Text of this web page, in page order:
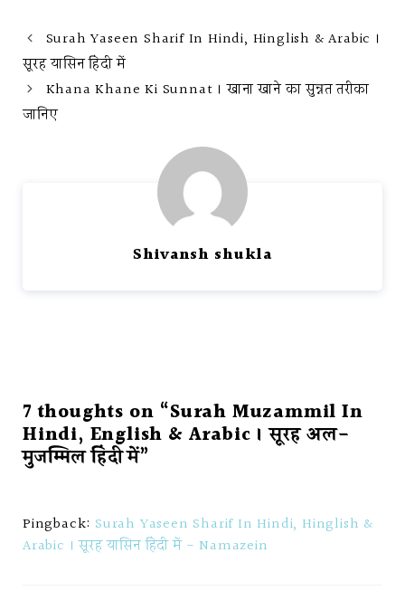
Surah Yaseen Sharif In Hindi, Hinglish & Arabic ।
सूरह यासिन हिंदी में
Khana Khane Ki Sunnat । खाना खाने का सुन्नत तरीका
जानिए
Shivansh shukla
7 thoughts on “Surah Muzammil In
Hindi, English & Arabic । सूरह अल-
मुजम्मिल हिंदी में”
Pingback: Surah Yaseen Sharif In Hindi, Hinglish &
Arabic । सूरह यासिन हिंदी में - Namazein